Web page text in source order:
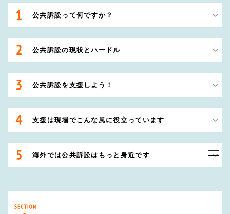
公共訴訟って何ですか？
公共訴訟の現状とハードル
公共訴訟を支援しよう！
支援は現場でこんな風に役立っています
海外では公共訴訟はもっと身近です